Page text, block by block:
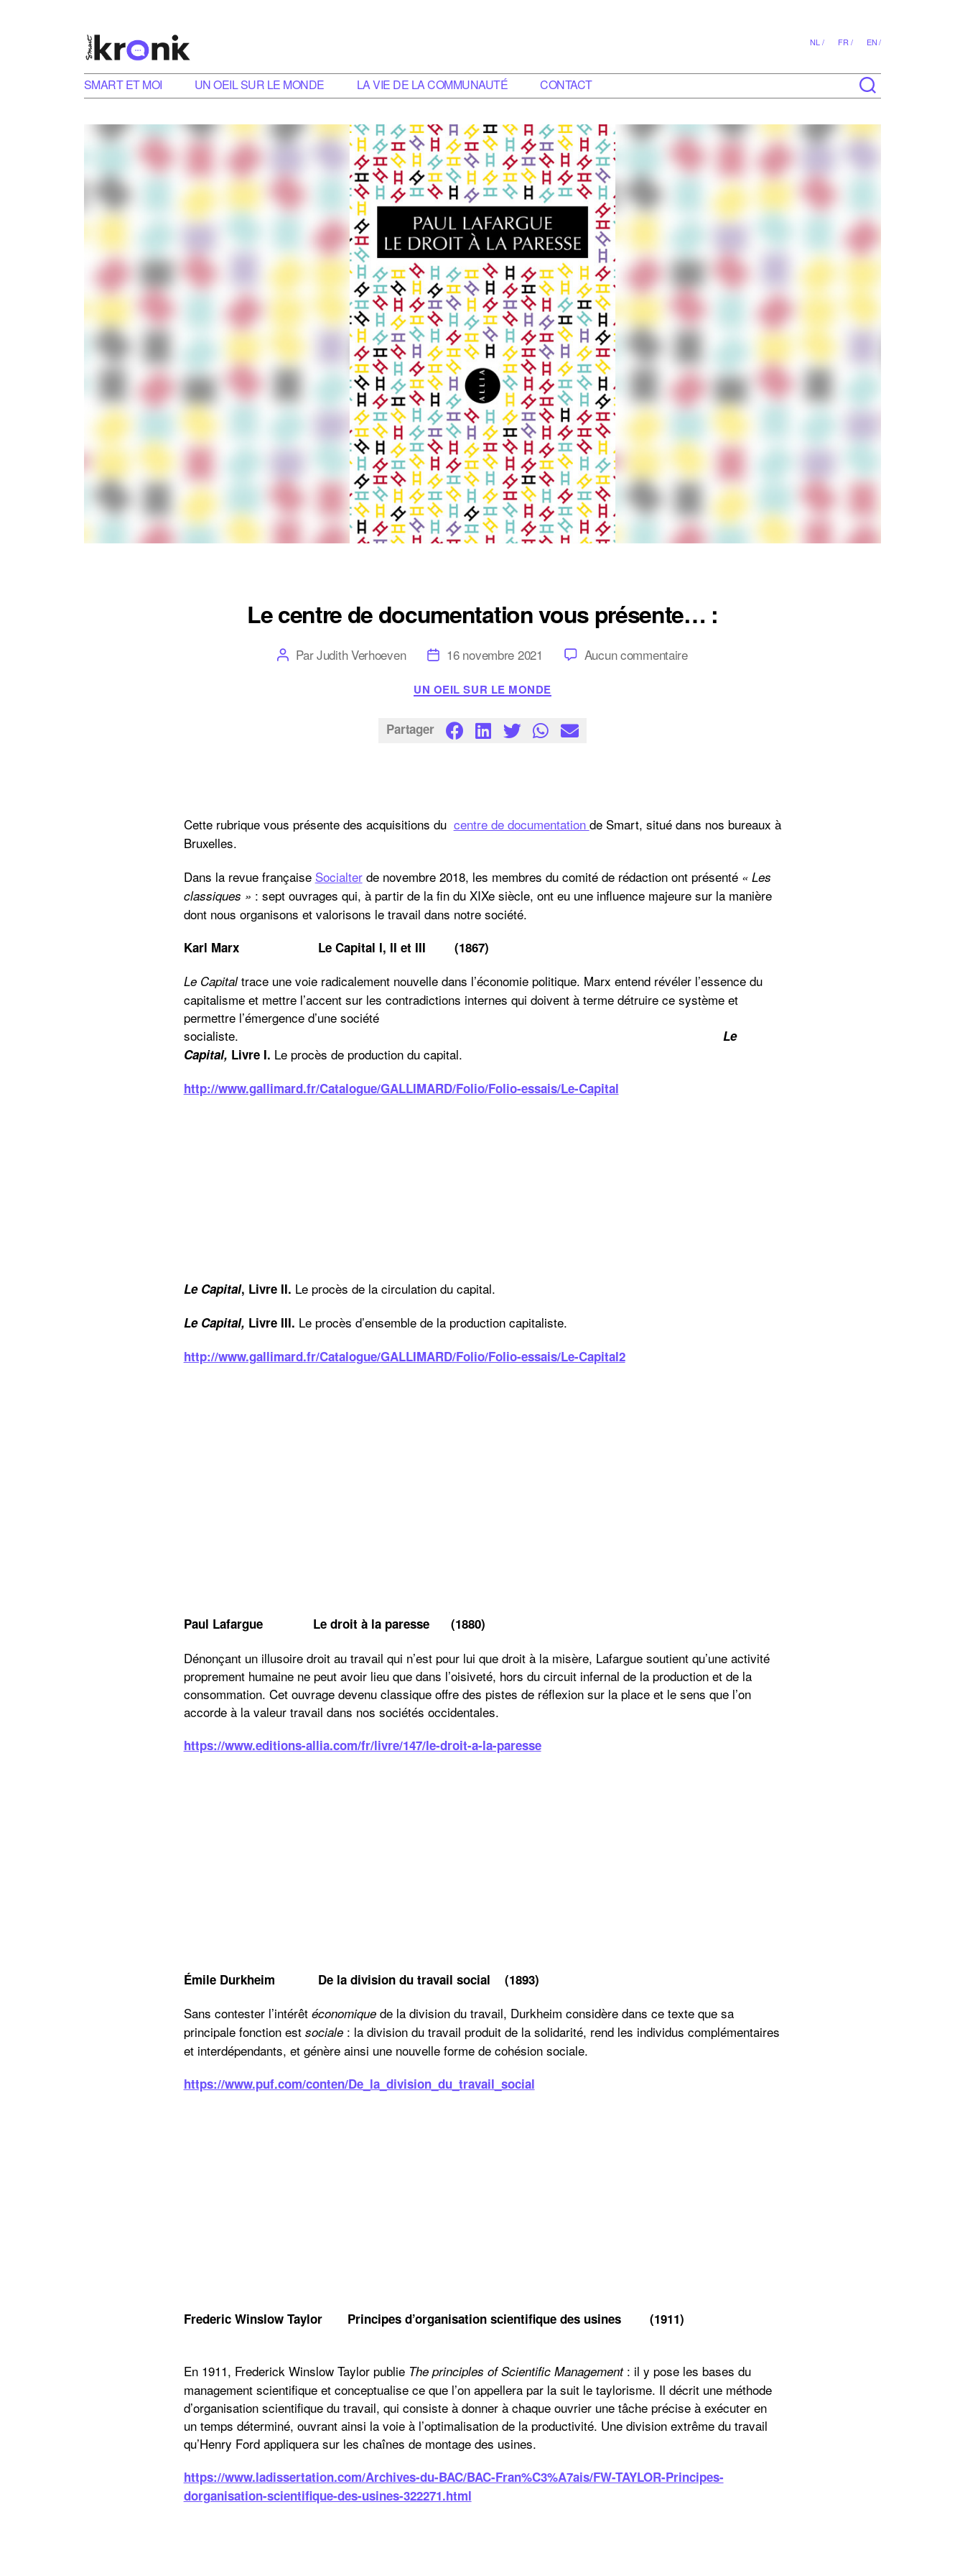
NL / FR / EN /
SMART ET MOI UN OEIL SUR LE MONDE LA VIE DE LA COMMUNAUTÉ CONTACT
Le centre de documentation vous présente… :
Auteur
de
ParJudith Verhoeven Date
de
16 novembre 2021 Aucun commentairesur
Catégories
UN OEIL SUR LE MONDE
Partager
Cette rubrique vous présente des acquisitions du centre de documentation de Smart, situé dans nos bureaux à
Bruxelles.
Dans la revue française Socialterde novembre 2018, les membres du comité de rédaction ont présenté « Les
classiques » : sept ouvrages qui, à partir de la fin du XIXe siècle, ont eu une influence majeure sur la manière
dont nous organisons et valorisons le travail dans notre société.
Karl Marx Le Capital I, II et III (1867)
Le Capitaltrace une voie radicalement nouvelle dans l’économie politique. Marx entend révéler l’essence du
capitalisme et mettre l’accent sur les contradictions internes qui doivent à terme détruire ce système et
permettre l’émergence d’une société
socialiste.
Le
Capital, Livre I. Le procès de production du capital.
http://www.gallimard.fr/Catalogue/GALLIMARD/Folio/Folio-essais/Le-Capital
Le Capital, Livre II. Le procès de la circulation du capital.
Le Capital, Livre III. Le procès d’ensemble de la production capitaliste.
http://www.gallimard.fr/Catalogue/GALLIMARD/Folio/Folio-essais/Le-Capital2
Paul Lafargue Le droit à la paresse (1880)
Dénonçant un illusoire droit au travail qui n’est pour lui que droit à la misère, Lafargue soutient qu’une activité
proprement humaine ne peut avoir lieu que dans l’oisiveté, hors du circuit infernal de la production et de la
consommation. Cet ouvrage devenu classique offre des pistes de réflexion sur la place et le sens que l’on
accorde à la valeur travail dans nos sociétés occidentales.
https://www.editions-allia.com/fr/livre/147/le-droit-a-la-paresse
Émile Durkheim De la division du travail social (1893)
Sans contester l’intérêt économiquede la division du travail, Durkheim considère dans ce texte que sa
principale fonction est sociale : la division du travail produit de la solidarité, rend les individus complémentaires
et interdépendants, et génère ainsi une nouvelle forme de cohésion sociale.
https://www.puf.com/conten/De_la_division_du_travail_social
Frederic Winslow Taylor Principes d’organisation scientifique des usines (1911)
En 1911, Frederick Winslow Taylor publie The principles of Scientific Management: il y pose les bases du
management scientifique et conceptualise ce que l’on appellera par la suit le taylorisme. Il décrit une méthode
d’organisation scientifique du travail, qui consiste à donner à chaque ouvrier une tâche précise à exécuter en
un temps déterminé, ouvrant ainsi la voie à l’optimalisation de la productivité. Une division extrême du travail
qu’Henry Ford appliquera sur les chaînes de montage des usines.
https://www.ladissertation.com/Archives-du-BAC/BAC-Fran%C3%A7ais/FW-TAYLOR-Principes-
dorganisation-scientifique-des-usines-322271.html